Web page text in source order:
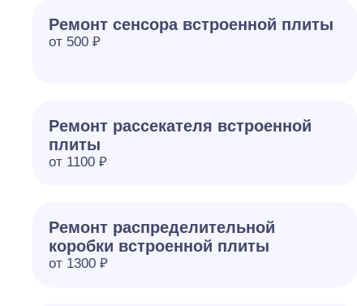
Ремонт сенсора встроенной плиты
от 500 ₽
Ремонт рассекателя встроенной
плиты
от 1100 ₽
Ремонт распределительной
коробки встроенной плиты
от 1300 ₽